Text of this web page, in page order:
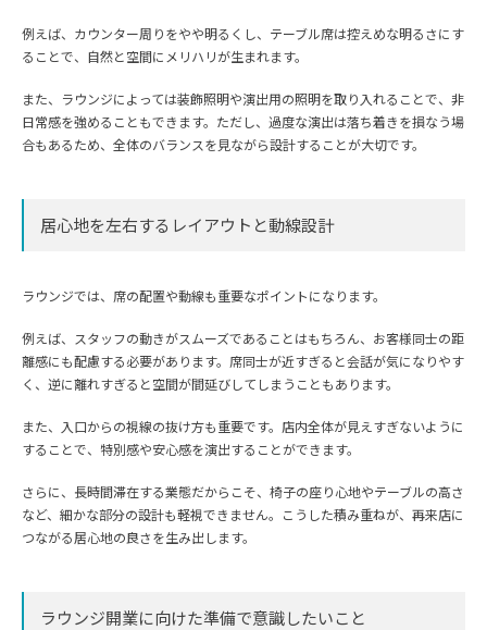
例えば、カウンター周りをやや明るくし、テーブル席は控えめな明るさにす
ることで、自然と空間にメリハリが生まれます。
また、ラウンジによっては装飾照明や演出用の照明を取り入れることで、非
日常感を強めることもできます。ただし、過度な演出は落ち着きを損なう場
合もあるため、全体のバランスを見ながら設計することが大切です。
居心地を左右するレイアウトと動線設計
ラウンジでは、席の配置や動線も重要なポイントになります。
例えば、スタッフの動きがスムーズであることはもちろん、お客様同士の距
離感にも配慮する必要があります。席同士が近すぎると会話が気になりやす
く、逆に離れすぎると空間が間延びしてしまうこともあります。
また、入口からの視線の抜け方も重要です。店内全体が見えすぎないように
することで、特別感や安心感を演出することができます。
さらに、長時間滞在する業態だからこそ、椅子の座り心地やテーブルの高さ
など、細かな部分の設計も軽視できません。こうした積み重ねが、再来店に
つながる居心地の良さを生み出します。
ラウンジ開業に向けた準備で意識したいこと